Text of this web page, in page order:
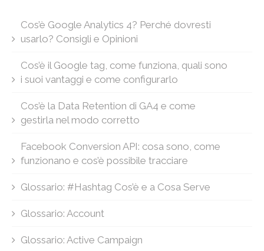
Cos’è Google Analytics 4? Perché dovresti
usarlo? Consigli e Opinioni
Cos’è il Google tag, come funziona, quali sono
i suoi vantaggi e come configurarlo
Cos’è la Data Retention di GA4 e come
gestirla nel modo corretto
Facebook Conversion API: cosa sono, come
funzionano e cos’è possibile tracciare
Glossario: #Hashtag Cos’è e a Cosa Serve
Glossario: Account
Glossario: Active Campaign